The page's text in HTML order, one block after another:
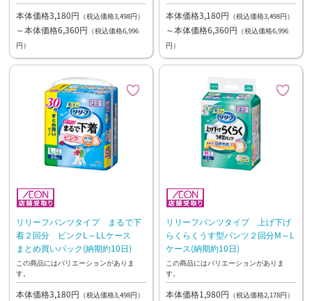
本体価格3,180円 （税込価格3,498円）
～本体価格6,360円 （税込価格6,996
円）
本体価格3,180円 （税込価格3,498円）
～本体価格6,360円 （税込価格6,996
円）
リリーフパンツタイプ まるで下
着２回分 ピンクL～LLケース
まとめ買いパック(納期約10日)
この商品にはバリエーションがありま
す。
本体価格3,180円 （税込価格3,498円）
リリーフパンツタイプ 上げ下げ
らくらくうす型パンツ２回分M～L
ケース(納期約10日)
この商品にはバリエーションがありま
す。
本体価格1,980円 （税込価格2,178円）